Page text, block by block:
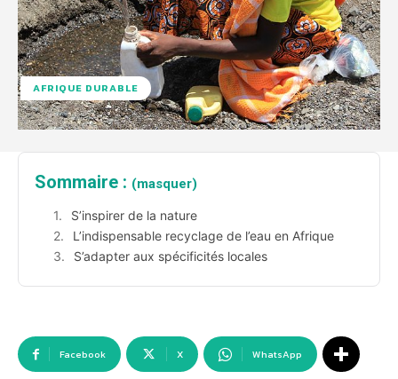
AFRIQUE DURABLE
Sommaire : (masquer)
S’inspirer de la nature
L’indispensable recyclage de l’eau en Afrique
S’adapter aux spécificités locales
Facebook X WhatsApp